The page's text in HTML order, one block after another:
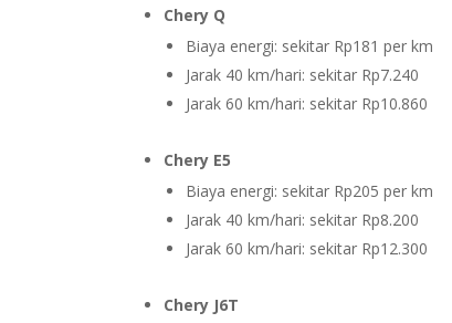
Chery Q
Biaya energi: sekitar Rp181 per km
Jarak 40 km/hari: sekitar Rp7.240
Jarak 60 km/hari: sekitar Rp10.860
Chery E5
Biaya energi: sekitar Rp205 per km
Jarak 40 km/hari: sekitar Rp8.200
Jarak 60 km/hari: sekitar Rp12.300
Chery J6T